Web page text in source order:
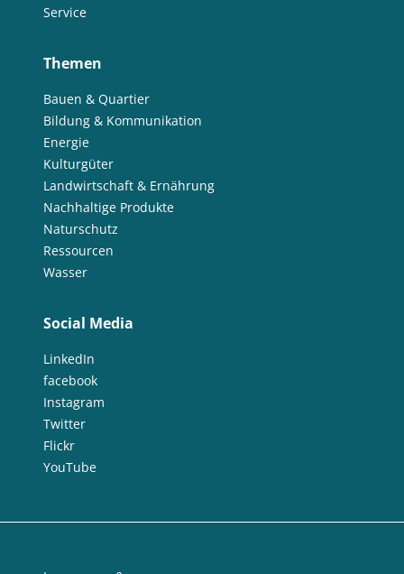
Service
Themen
Bauen & Quartier
Bildung & Kommunikation
Energie
Kulturgüter
Landwirtschaft & Ernährung
Nachhaltige Produkte
Naturschutz
Ressourcen
Wasser
Social Media
LinkedIn
facebook
Instagram
Twitter
Flickr
YouTube